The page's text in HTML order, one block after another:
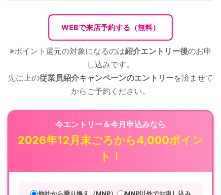
WEBで来店予約する（無料）
※ポイント還元の対象になるのは紹介エントリー後のお申
し込みです。
先に上の従業員紹介キャンペーンのエントリーを済ませて
からご予約ください。
今エントリー＆今月申込みなら
2026年12月末ごろから4,000ポイン
ト！